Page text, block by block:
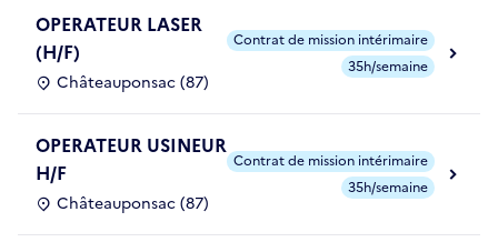
OPERATEUR LASER
(H/F)
Châteauponsac (87)
Contrat de mission intérimaire
35h/semaine
OPERATEUR USINEUR
H/F
Châteauponsac (87)
Contrat de mission intérimaire
35h/semaine